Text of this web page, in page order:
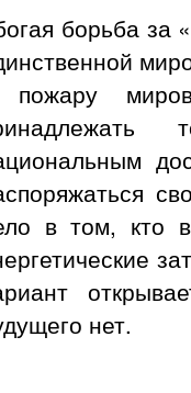
борьба за
в том, кто в
нет.